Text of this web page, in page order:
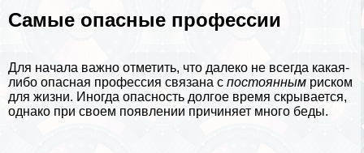
Самые опасные профессии
Для начала важно отметить, что далеко не всегда какая-
либо опасная профессия связана с постоянным риском
для жизни. Иногда опасность долгое время скрывается,
однако при своем появлении причиняет много беды.